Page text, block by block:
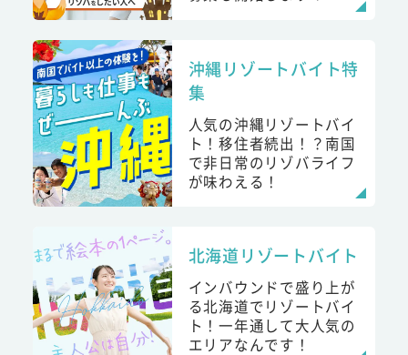
沖縄リゾートバイト特
集
人気の沖縄リゾートバイ
ト！移住者続出！？南国
で非日常のリゾバライフ
が味わえる！
北海道リゾートバイト
インバウンドで盛り上が
る北海道でリゾートバイ
ト！一年通して大人気の
エリアなんです！